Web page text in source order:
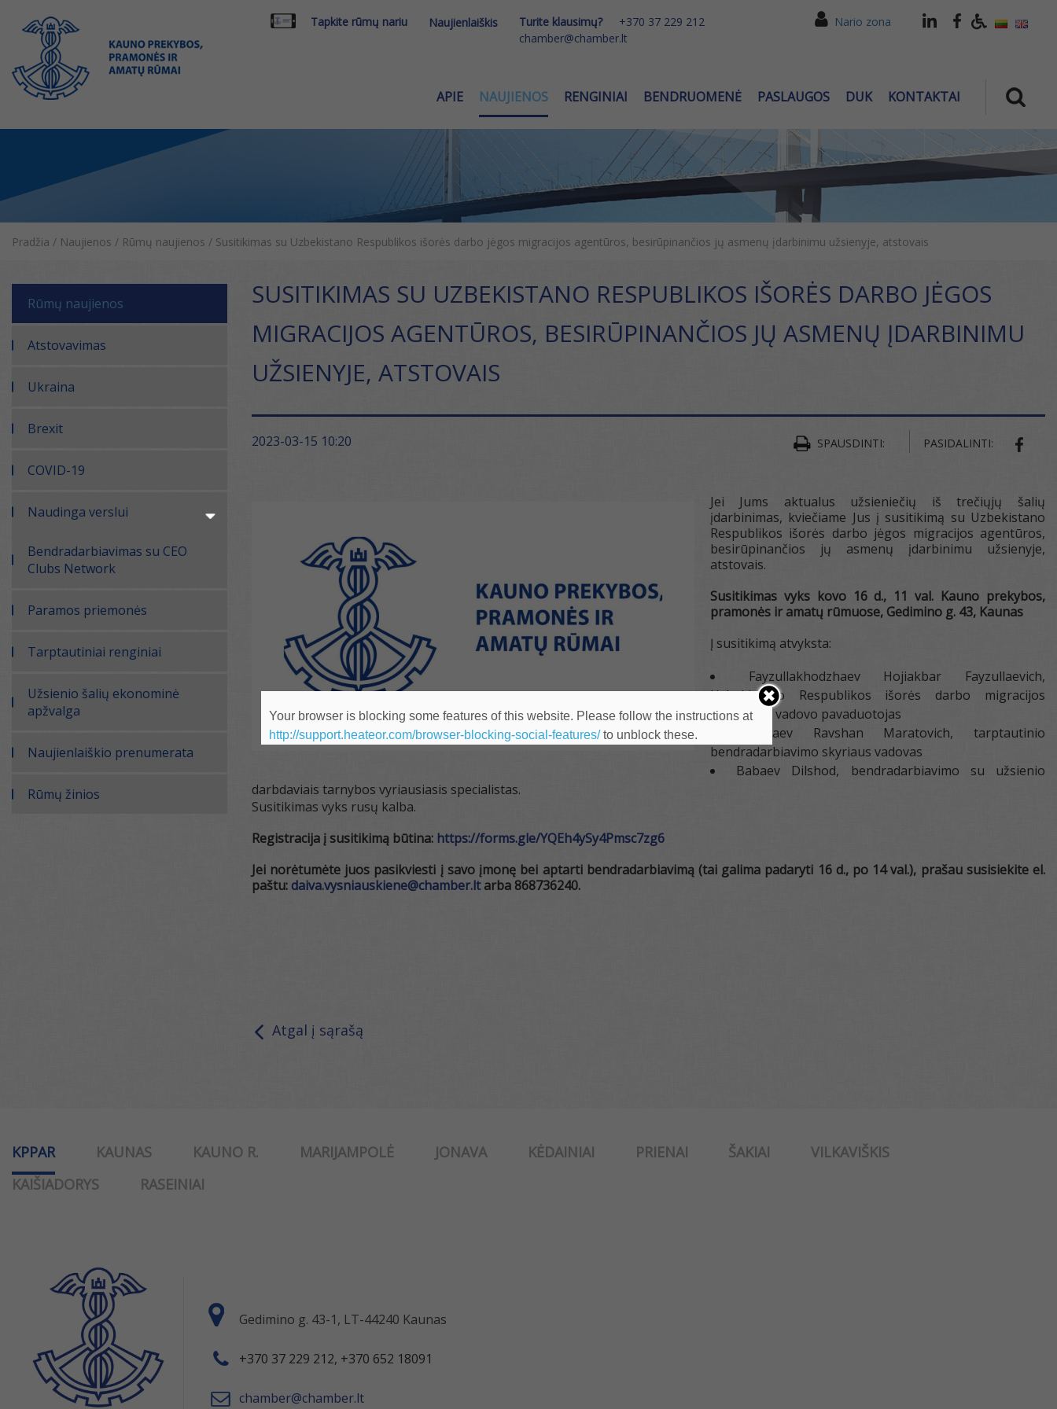
Tapkite rūmų nariu Naujienlaiškis Turite klausimų?
+370 37 229 212
chamber@chamber.lt
Nario zona
APIE NAUJIENOS RENGINIAI BENDRUOMENĖ PASLAUGOS DUK KONTAKTAI
Pradžia / Naujienos / Rūmų naujienos / Susitikimas su Uzbekistano Respublikos išorės darbo jėgos migracijos agentūros, besirūpinančios jų asmenų įdarbinimu užsienyje, atstovais
Rūmų naujienos
Atstovavimas
Ukraina
Brexit
COVID-19
Naudinga verslui
Bendradarbiavimas su CEO
Clubs Network
Paramos priemonės
Tarptautiniai renginiai
Užsienio šalių ekonominė
apžvalga
Naujienlaiškio prenumerata
Rūmų žinios
SUSITIKIMAS SU UZBEKISTANO RESPUBLIKOS IŠORĖS DARBO JĖGOS
MIGRACIJOS AGENTŪROS, BESIRŪPINANČIOS JŲ ASMENŲ ĮDARBINIMU
UŽSIENYJE, ATSTOVAIS
2023-03-15 10:20 SPAUSDINTI: PASIDALINTI:
Jei Jums aktualus užsieniečių iš trečiųjų šalių
įdarbinimas, kviečiame Jus į susitikimą su Uzbekistano
Respublikos išorės darbo jėgos migracijos agentūros,
besirūpinančios jų asmenų įdarbinimu užsienyje,
atstovais.
Susitikimas vyks kovo 16 d., 11 val. Kauno prekybos,
pramonės ir amatų rūmuose, Gedimino g. 43, Kaunas
Į susitikimą atvyksta:
Fayzullakhodzhaev Hojiakbar Fayzullaevich,
Uzbekistano Respublikos išorės darbo migracijos
agentūros vadovo pavaduotojas
Atabaev Ravshan Maratovich, tarptautinio
bendradarbiavimo skyriaus vadovas
Babaev Dilshod, bendradarbiavimo su užsienio
darbdaviais tarnybos vyriausiasis specialistas.
Susitikimas vyks rusų kalba.
Registracija į susitikimą būtina: https://forms.gle/YQEh4ySy4Pmsc7zg6
Jei norėtumėte juos pasikviesti į savo įmonę bei aptarti bendradarbiavimą (tai galima padaryti 16 d., po 14 val.), prašau susisiekite el.
paštu: daiva.vysniauskiene@chamber.ltarba 868736240.
Atgal į sąrašą
KPPAR KAUNAS KAUNO R. MARIJAMPOLĖ JONAVA KĖDAINIAI PRIENAI ŠAKIAI
VILKAVIŠKIS
KAIŠIADORYS
RASEINIAI
Gedimino g. 43-1, LT-44240 Kaunas
+370 37 229 212, +370 652 18091
chamber@chamber.lt
Your browser is blocking some features of this website. Please follow the instructions at
http://support.heateor.com/browser-blocking-social-features/to unblock these.